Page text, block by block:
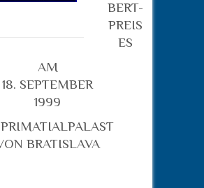
BERT-
PREIS
ES
AM
18. SEPTEMBER
1999
BRATISLAVA